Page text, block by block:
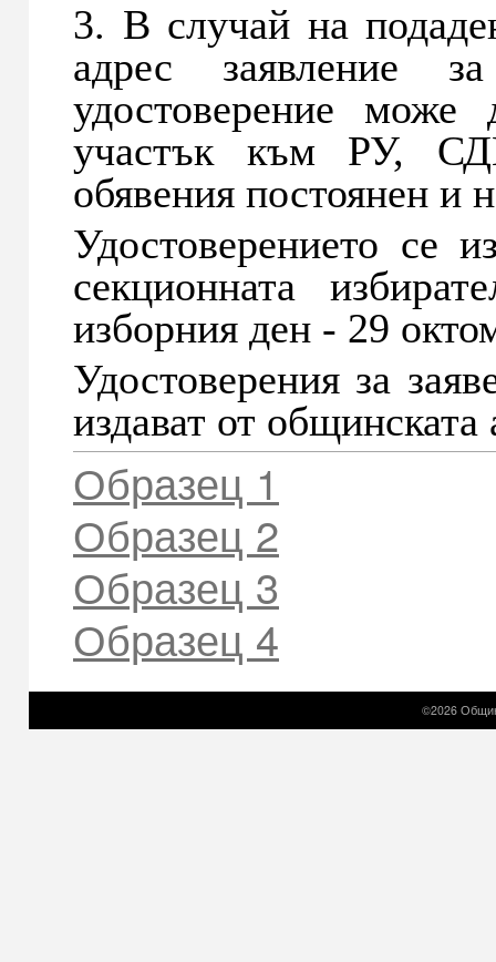
3. В случай на
адрес заявление
удостоверение
участък към РУ,
обявения постоянен и
Удостоверението се
секционната
изборния ден - 29
Удостоверения за
издават от
Образец 1
Образец 2
Образец 3
Образец 4
©2026